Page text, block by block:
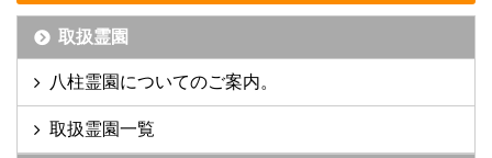
取扱霊園
八柱霊園についてのご案内。
取扱霊園一覧